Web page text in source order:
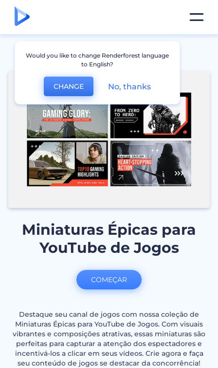
Miniaturas Épicas para
YouTube de Jogos
Destaque seu canal de jogos com nossa coleção de
Miniaturas Épicas para YouTube de Jogos. Com visuais
vibrantes e composições atrativas, essas miniaturas são
perfeitas para capturar a atenção dos espectadores e
incentivá-los a clicar em seus vídeos. Crie agora e faça
seu conteúdo de jogos se destacar da concorrência!
COMEÇAR
Would you like to change Renderforest language
to English?
CHANGE No, thanks